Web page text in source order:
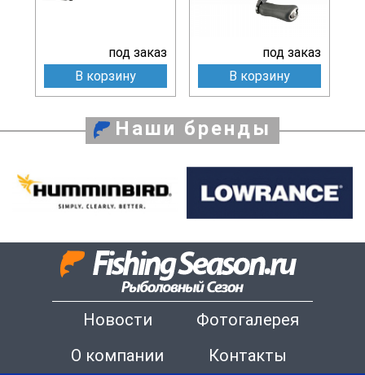
под заказ
В корзину
под заказ
В корзину
Наши бренды
Новости
Фотогалерея
О компании
Контакты